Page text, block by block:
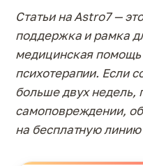
Статьи на Astro7 —
поддержка и рамка
медицинская помощь
психотерапии. Если
больше двух недель,
самоповреждении,
на бесплатную